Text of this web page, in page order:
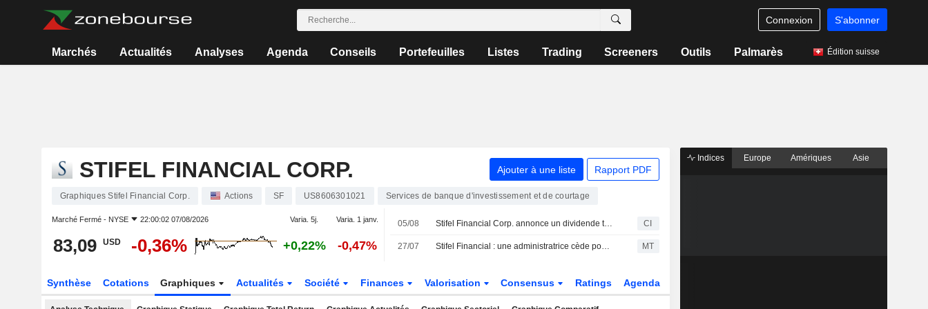
Connexion S'abonner
Marchés Actualités Analyses Agenda Conseils Portefeuilles Listes Trading Screeners Outils Palmarès Édition suisse
STIFEL FINANCIAL CORP. Ajouter à une liste Rapport PDF
Graphiques Stifel Financial Corp. Actions SF US8606301021 Services de banque d'investissement et de courtage
Marché Fermé - NYSE 22:00:02 07/08/2026 Varia. 5j. Varia. 1 janv.
83,09 USD -0,36% +0,22% -0,47%
05/08 Stifel Financial Corp. annonce un dividende trimestriel en numéraire, payable le 15 septembre 2026 CI
27/07 Stifel Financial : une administratrice cède pour 372 233 $ d'actions, selon un document de la SEC MT
Synthèse Cotations Graphiques Actualités Société Finances Valorisation Consensus Ratings Agenda
Indices Europe Amériques Asie